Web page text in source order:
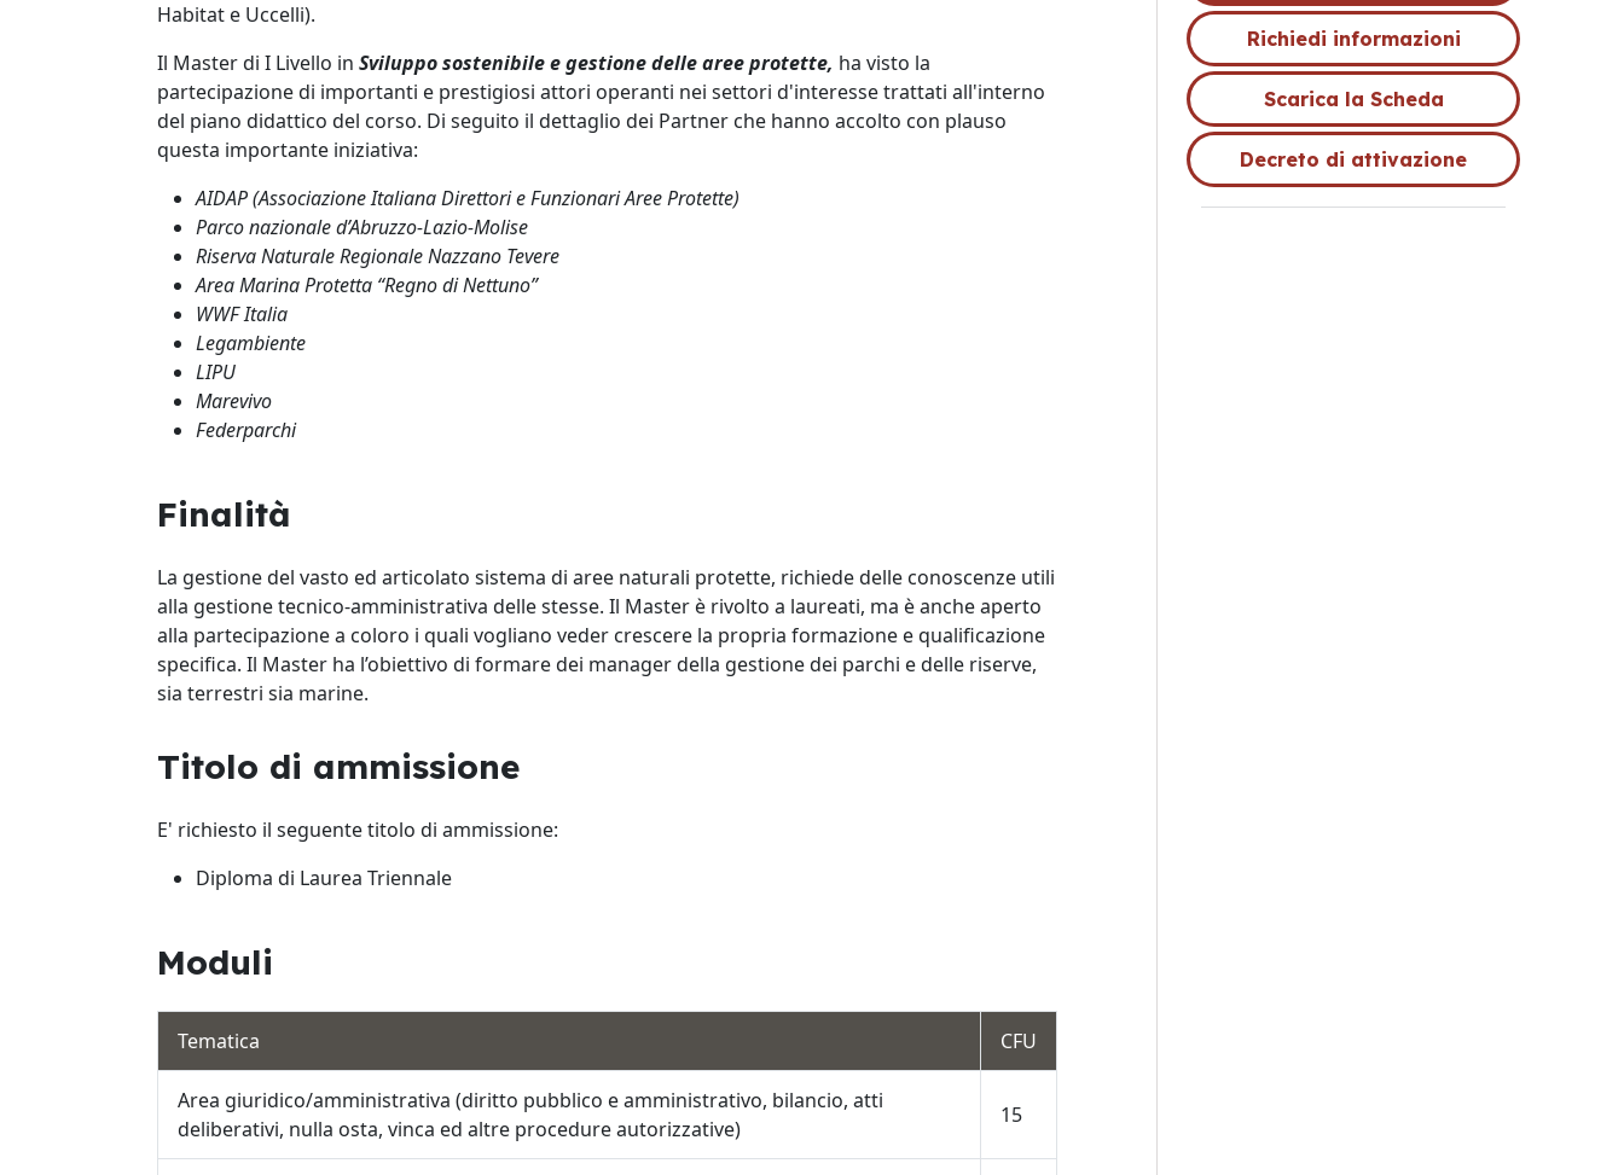
Habitat e Uccelli).
Il Master di I Livello in Sviluppo sostenibile e gestione delle aree protette, ha visto la
partecipazione di importanti e prestigiosi attori operanti nei settori d'interesse trattati all'interno
del piano didattico del corso. Di seguito il dettaglio dei Partner che hanno accolto con plauso
questa importante iniziativa:
AIDAP (Associazione Italiana Direttori e Funzionari Aree Protette)
Parco nazionale d’Abruzzo-Lazio-Molise
Riserva Naturale Regionale Nazzano Tevere
Area Marina Protetta “Regno di Nettuno”
WWF Italia
Legambiente
LIPU
Marevivo
Federparchi
Finalità
La gestione del vasto ed articolato sistema di aree naturali protette, richiede delle conoscenze utili
alla gestione tecnico-amministrativa delle stesse. Il Master è rivolto a laureati, ma è anche aperto
alla partecipazione a coloro i quali vogliano veder crescere la propria formazione e qualificazione
specifica. Il Master ha l’obiettivo di formare dei manager della gestione dei parchi e delle riserve,
sia terrestri sia marine.
Titolo di ammissione
E' richiesto il seguente titolo di ammissione:
Diploma di Laurea Triennale
Moduli
Tematica CFU
Area giuridico/amministrativa (diritto pubblico e amministrativo, bilancio, atti
deliberativi, nulla osta, vinca ed altre procedure autorizzative)
15
Richiedi informazioni
Scarica la Scheda
Decreto di attivazione